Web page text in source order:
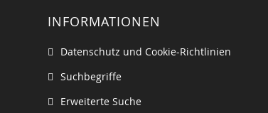
INFORMATIONEN
Datenschutz und Cookie-Richtlinien
Suchbegriffe
Erweiterte Suche